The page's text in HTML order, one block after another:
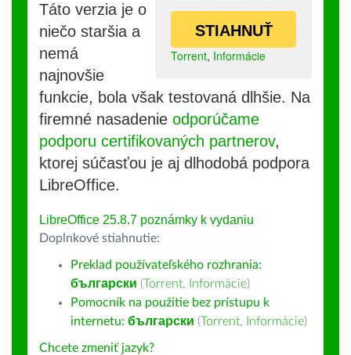
STIAHNUŤ
Torrent, Informácie
Táto verzia je o
niečo staršia a
nemá
najnovšie
funkcie, bola však testovaná dlhšie. Na
firemné nasadenie odporúčame
podporu certifikovaných partnerov,
ktorej súčasťou je aj dlhodobá podpora
LibreOffice.
LibreOffice 25.8.7 poznámky k vydaniu
Doplnkové stiahnutie:
Preklad používateľského rozhrania:
български (Torrent, Informácie)
Pomocník na použitie bez prístupu k
internetu: български (Torrent, Informácie)
Chcete zmeniť jazyk?